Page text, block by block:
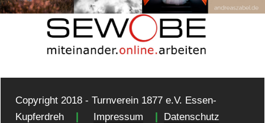
Copyright 2018 - Turnverein 1877 e.V. Essen-
Kupferdreh
| Impressum | Datenschutz